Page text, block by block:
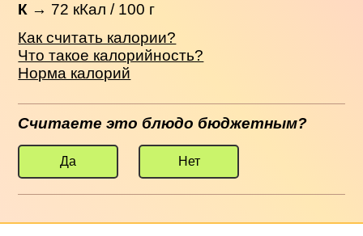
К → 72 кКал / 100 г
Как считать калории?
Что такое калорийность?
Норма калорий
Считаете это блюдо бюджетным?
Да Нет